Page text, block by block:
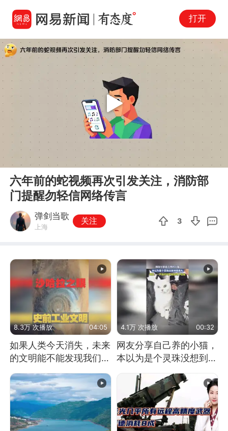
打开
00:00 02:14
Play
六年前的蛇视频再次引发关注，消防部
门提醒勿轻信网络传言
弹剑当歌
上海
关注 3
8.3万 次播放 04:05
如果人类今天消失，未来
的文明能不能发现我们存
在过？
4.1万 次播放 00:32
网友分享自己养的小猫，
本以为是个灵珠没想到是